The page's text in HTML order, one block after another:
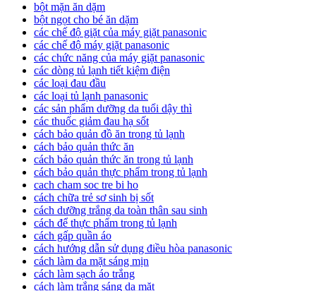
bột mặn ăn dặm
bột ngọt cho bé ăn dặm
các chế độ giặt của máy giặt panasonic
các chế độ máy giặt panasonic
các chức năng của máy giặt panasonic
các dòng tủ lạnh tiết kiệm điện
các loại đau đầu
các loại tủ lạnh panasonic
các sản phẩm dưỡng da tuổi dậy thì
các thuốc giảm đau hạ sốt
cách bảo quản đồ ăn trong tủ lạnh
cách bảo quản thức ăn
cách bảo quản thức ăn trong tủ lạnh
cách bảo quản thực phẩm trong tủ lạnh
cach cham soc tre bi ho
cách chữa trẻ sơ sinh bị sốt
cách dưỡng trắng da toàn thân sau sinh
cách để thực phẩm trong tủ lạnh
cách gấp quần áo
cách hướng dẫn sử dụng điều hòa panasonic
cách làm da mặt sáng mịn
cách làm sạch áo trắng
cách làm trắng sáng da mặt